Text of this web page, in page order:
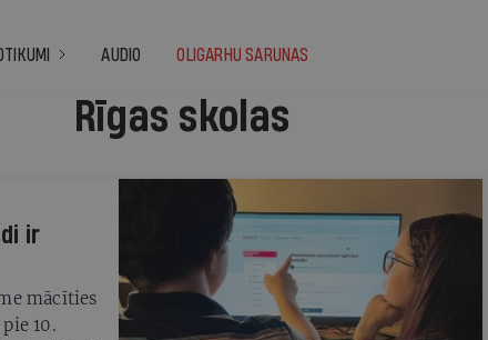
AUDIO OLIGARHU SARUNAS
Rīgas skolas
ir
mācīties
10.